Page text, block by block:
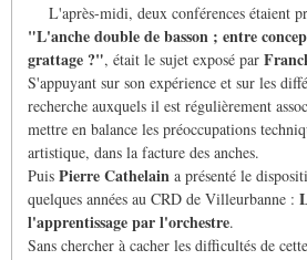
L'après-midi, deux conférences étaient
"L'anche double de basson ; entre
grattage ?", était le sujet exposé par
S'appuyant sur son expérience et sur les
recherche auxquels il est régulièrement
mettre en balance les préoccupations
artistique, dans la facture des anches.
Puis Pierre Cathelain a présenté le
quelques années au CRD de Villeurbanne :
l'apprentissage par l'orchestre.
Sans chercher à cacher les difficultés de